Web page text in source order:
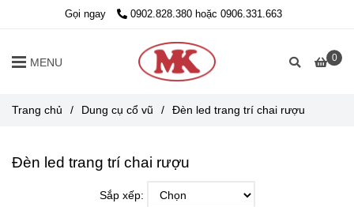
Gọi ngay 0902.828.380 hoặc 0906.331.663
0
MENU
Trang chủ / Dung cụ cổ vũ / Đèn led trang trí chai rượu
Đèn led trang trí chai rượu
Sắp xếp: